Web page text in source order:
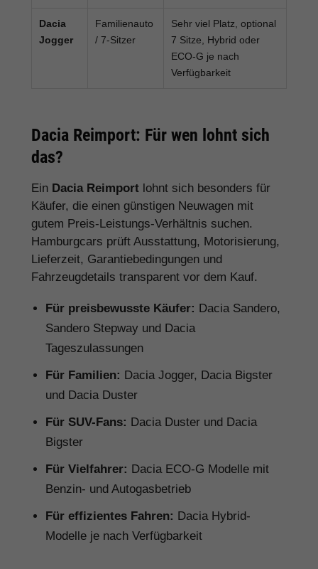
Dacia
Jogger
Familienauto
/ 7-Sitzer
Sehr viel Platz, optional
7 Sitze, Hybrid oder
ECO-G je nach
Verfügbarkeit
Dacia Reimport: Für wen lohnt sich
das?
Ein Dacia Reimport lohnt sich besonders für
Käufer, die einen günstigen Neuwagen mit
gutem Preis-Leistungs-Verhältnis suchen.
Hamburgcars prüft Ausstattung, Motorisierung,
Lieferzeit, Garantiebedingungen und
Fahrzeugdetails transparent vor dem Kauf.
Für preisbewusste Käufer: Dacia Sandero,
Sandero Stepway und Dacia
Tageszulassungen
Für Familien: Dacia Jogger, Dacia Bigster
und Dacia Duster
Für SUV-Fans: Dacia Duster und Dacia
Bigster
Für Vielfahrer: Dacia ECO-G Modelle mit
Benzin- und Autogasbetrieb
Für effizientes Fahren: Dacia Hybrid-
Modelle je nach Verfügbarkeit